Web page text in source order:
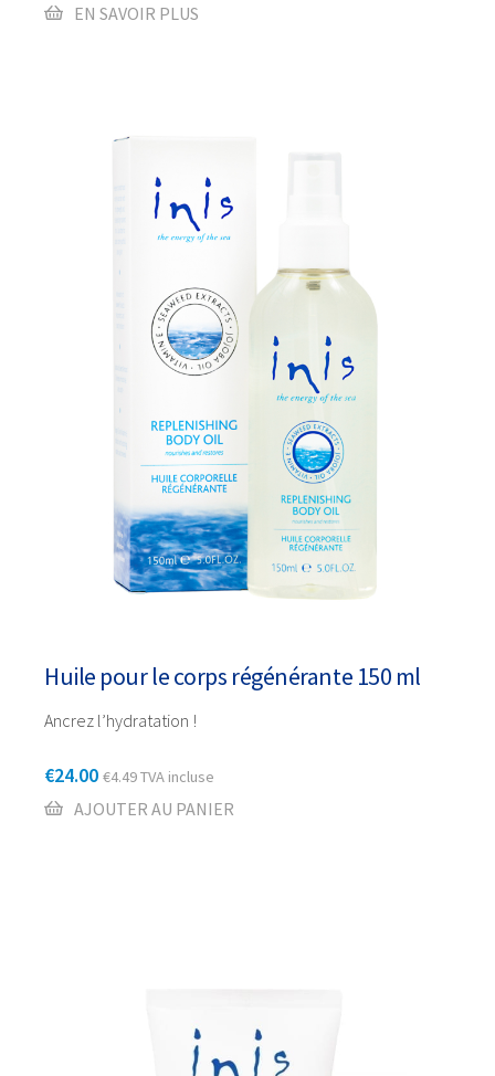
EN SAVOIR PLUS
Huile pour le corps régénérante 150 ml
Ancrez l’hydratation !
€24.00 €4.49TVA incluse
AJOUTER AU PANIER